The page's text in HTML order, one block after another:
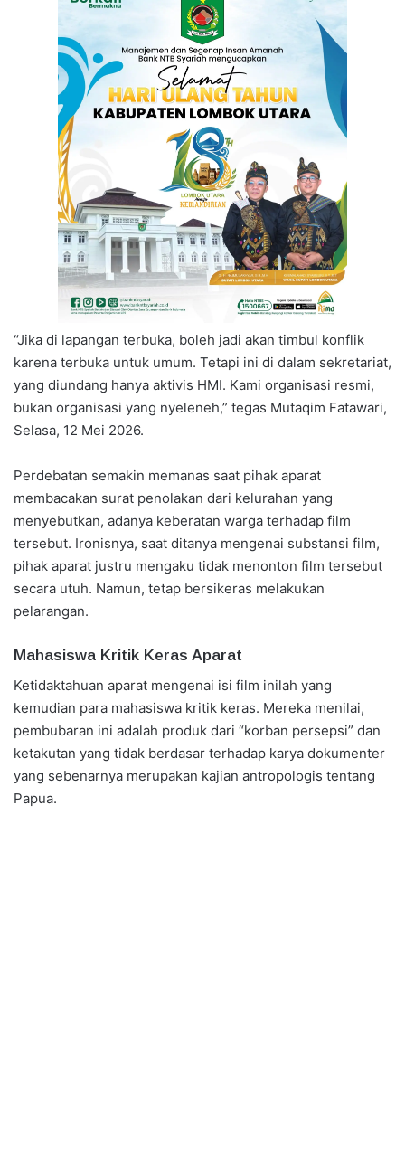
“Jika di lapangan terbuka, boleh jadi akan timbul konflik
karena terbuka untuk umum. Tetapi ini di dalam sekretariat,
yang diundang hanya aktivis HMI. Kami organisasi resmi,
bukan organisasi yang nyeleneh,” tegas Mutaqim Fatawari,
Selasa, 12 Mei 2026.
Perdebatan semakin memanas saat pihak aparat
membacakan surat penolakan dari kelurahan yang
menyebutkan, adanya keberatan warga terhadap film
tersebut. Ironisnya, saat ditanya mengenai substansi film,
pihak aparat justru mengaku tidak menonton film tersebut
secara utuh. Namun, tetap bersikeras melakukan
pelarangan.
Mahasiswa Kritik Keras Aparat
Ketidaktahuan aparat mengenai isi film inilah yang
kemudian para mahasiswa kritik keras. Mereka menilai,
pembubaran ini adalah produk dari “korban persepsi” dan
ketakutan yang tidak berdasar terhadap karya dokumenter
yang sebenarnya merupakan kajian antropologis tentang
Papua.